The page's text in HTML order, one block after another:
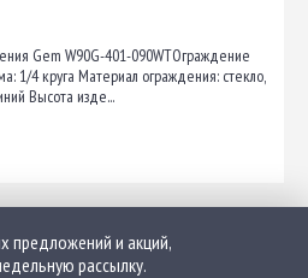
Gem W90G-401-090WTОграждение
1/4 круга Материал ограждения: стекло,
Высота изде...
предложений и акций,
рассылку.